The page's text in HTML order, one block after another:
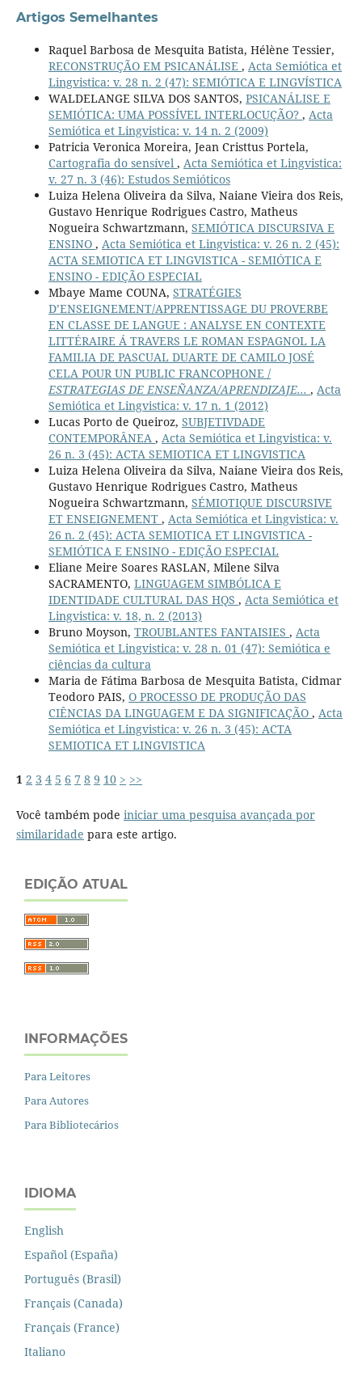
Artigos Semelhantes
Raquel Barbosa de Mesquita Batista, Hélène Tessier,
RECONSTRUÇÃO EM PSICANÁLISE , Acta Semiótica et
Lingvistica: v. 28 n. 2 (47): SEMIÓTICA E LINGVÍSTICA
WALDELANGE SILVA DOS SANTOS, PSICANÁLISE E
SEMIÓTICA: UMA POSSÍVEL INTERLOCUÇÃO? , Acta
Semiótica et Lingvistica: v. 14 n. 2 (2009)
Patricia Veronica Moreira, Jean Cristtus Portela,
Cartografia do sensível , Acta Semiótica et Lingvistica:
v. 27 n. 3 (46): Estudos Semióticos
Luiza Helena Oliveira da Silva, Naiane Vieira dos Reis,
Gustavo Henrique Rodrigues Castro, Matheus
Nogueira Schwartzmann, SEMIÓTICA DISCURSIVA E
ENSINO , Acta Semiótica et Lingvistica: v. 26 n. 2 (45):
ACTA SEMIOTICA ET LINGVISTICA - SEMIÓTICA E
ENSINO - EDIÇÃO ESPECIAL
Mbaye Mame COUNA, STRATÉGIES
D’ENSEIGNEMENT/APPRENTISSAGE DU PROVERBE
EN CLASSE DE LANGUE : ANALYSE EN CONTEXTE
LITTÉRAIRE Á TRAVERS LE ROMAN ESPAGNOL LA
FAMILIA DE PASCUAL DUARTE DE CAMILO JOSÉ
CELA POUR UN PUBLIC FRANCOPHONE /
ESTRATEGIAS DE ENSEÑANZA/APRENDIZAJE... , Acta
Semiótica et Lingvistica: v. 17 n. 1 (2012)
Lucas Porto de Queiroz, SUBJETIVDADE
CONTEMPORÂNEA , Acta Semiótica et Lingvistica: v.
26 n. 3 (45): ACTA SEMIOTICA ET LINGVISTICA
Luiza Helena Oliveira da Silva, Naiane Vieira dos Reis,
Gustavo Henrique Rodrigues Castro, Matheus
Nogueira Schwartzmann, SÉMIOTIQUE DISCURSIVE
ET ENSEIGNEMENT , Acta Semiótica et Lingvistica: v.
26 n. 2 (45): ACTA SEMIOTICA ET LINGVISTICA -
SEMIÓTICA E ENSINO - EDIÇÃO ESPECIAL
Eliane Meire Soares RASLAN, Milene Silva
SACRAMENTO, LINGUAGEM SIMBÓLICA E
IDENTIDADE CULTURAL DAS HQS , Acta Semiótica et
Lingvistica: v. 18, n. 2 (2013)
Bruno Moyson, TROUBLANTES FANTAISIES , Acta
Semiótica et Lingvistica: v. 28 n. 01 (47): Semiótica e
ciências da cultura
Maria de Fátima Barbosa de Mesquita Batista, Cidmar
Teodoro PAIS, O PROCESSO DE PRODUÇÃO DAS
CIÊNCIAS DA LINGUAGEM E DA SIGNIFICAÇÃO , Acta
Semiótica et Lingvistica: v. 26 n. 3 (45): ACTA
SEMIOTICA ET LINGVISTICA
1 2 3 4 5 6 7 8 9 10 > >>
Você também pode iniciar uma pesquisa avançada por
similaridade para este artigo.
EDIÇÃO ATUAL
INFORMAÇÕES
Para Leitores
Para Autores
Para Bibliotecários
IDIOMA
English
Español (España)
Português (Brasil)
Français (Canada)
Français (France)
Italiano